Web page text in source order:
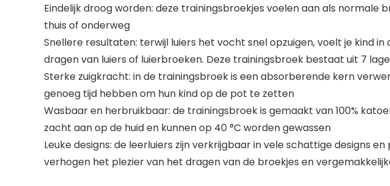
Eindelijk droog worden: deze trainingsbroekjes voelen aan als
thuis of onderweg
Snellere resultaten: terwijl luiers het vocht snel opzuigen, voelt je kind
dragen van luiers of luierbroeken. Deze trainingsbroek bestaat uit 7
Sterke zuigkracht: in de trainingsbroek is een absorberende kern
genoeg tijd hebben om hun kind op de pot te zetten
Wasbaar en herbruikbaar: de trainingsbroek is gemaakt van 100%
zacht aan op de huid en kunnen op 40 °C worden gewassen
Leuke designs: de leerluiers zijn verkrijgbaar in vele schattige designs
verhogen het plezier van het dragen van de broekjes en